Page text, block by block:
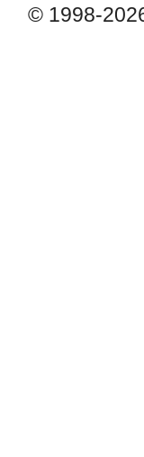
© 1998-